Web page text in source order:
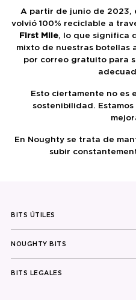
A partir de junio de 2023,
volvió 100% reciclable a
First Mile, lo que significa
mixto de nuestras botellas
por correo gratuito para
Esto ciertamente no es
sostenibilidad.
En Noughty se trata de
subir
BITS ÚTILES
NOUGHTY BITS
BITS LEGALES